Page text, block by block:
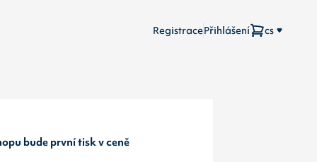
RegistracePřihlášení cs
bude první tisk v ceně